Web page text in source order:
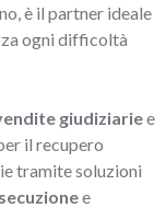
è il partner ideale
ogni difficoltà
giudiziariee
il recupero
tramite soluzioni
e